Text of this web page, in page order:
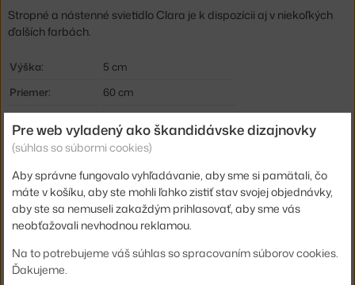
Stropné a nástenné svietidlo Clara je k dispozícii aj v niekoľkých
ďalších farbách.
Výška:
5 cm
Priemer:
60 cm
Veľkosť svietidlá:
veľké (nad 50 cm)
Farba:
biela, strieborná
Materiál:
odolný plast, polykarbonát
Krytie:
IP40
Hlavný materiál:
plast
Príkon:
Pre web vyladený ako škandidávske dizajnovky
(súhlas so súbormi cookies)
Aby správne fungovalo vyhľadávanie, aby sme si pamätali, čo
máte v košíku, aby ste mohli ľahko zistiť stav svojej objednávky,
aby ste sa nemuseli zakaždým prihlasovať, aby sme vás
neobťažovali nevhodnou reklamou.
Na to potrebujeme váš súhlas so spracovaním súborov cookies.
Ďakujeme.